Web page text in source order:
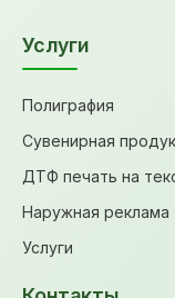
Услуги
Полиграфия
Сувенирная
ДТФ печать на
Наружная реклама
Услуги